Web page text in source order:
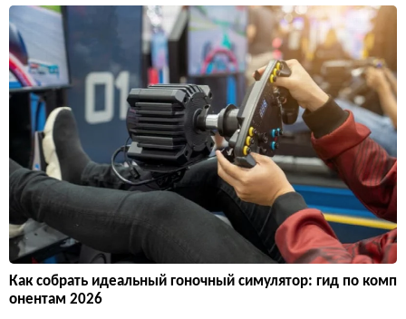
Как собрать идеальный гоночный симулятор: гид по комп
онентам 2026